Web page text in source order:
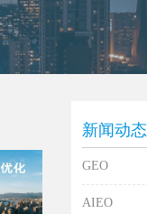
新闻动态
GEO
AIEO